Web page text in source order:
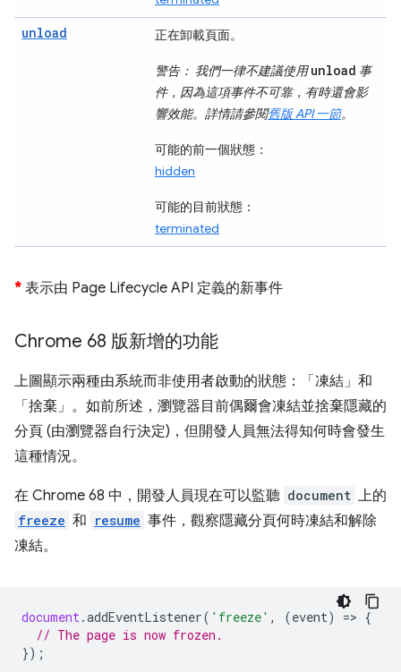
unload 正在卸載頁面。
警告： 我們一律不建議使用unload 事
件，因為這項事件不可靠，有時還會影
響效能。詳情請參閱舊版 API 一節。
可能的前一個狀態：
hidden
可能的目前狀態：
terminated
* 表示由 Page Lifecycle API 定義的新事件
Chrome 68 版新增的功能
上圖顯示兩種由系統而非使用者啟動的狀態：「凍結」 和
「捨棄」 。如前所述，瀏覽器目前偶爾會凍結並捨棄隱藏的
分頁 (由瀏覽器自行決定)，但開發人員無法得知何時會發生
這種情況。
在 Chrome 68 中，開發人員現在可以監聽 document 上的
freeze 和 resume 事件，觀察隱藏分頁何時凍結和解除
凍結。
document .addEventListener( 'freeze' , (event) => {
// The page is now frozen.
});